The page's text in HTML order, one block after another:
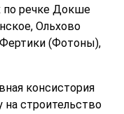
по речке Докше
Ольхово
(Фотоны),
консистория
строительство